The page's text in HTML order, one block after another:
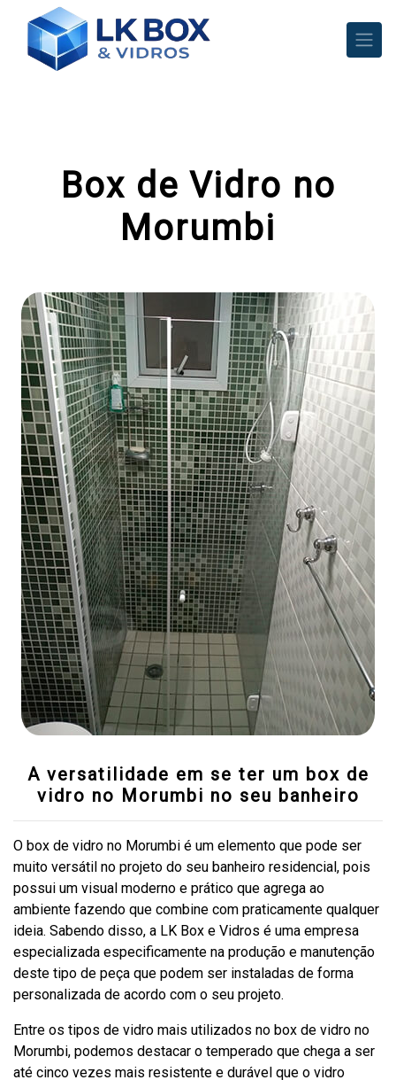
Box de Vidro no
Morumbi
A versatilidade em se ter um box de
vidro no Morumbi no seu banheiro
O box de vidro no Morumbi é um elemento que pode ser
muito versátil no projeto do seu banheiro residencial, pois
possui um visual moderno e prático que agrega ao
ambiente fazendo que combine com praticamente qualquer
ideia. Sabendo disso, a LK Box e Vidros é uma empresa
especializada especificamente na produção e manutenção
deste tipo de peça que podem ser instaladas de forma
personalizada de acordo com o seu projeto.
Entre os tipos de vidro mais utilizados no box de vidro no
Morumbi, podemos destacar o temperado que chega a ser
até cinco vezes mais resistente e durável que o vidro